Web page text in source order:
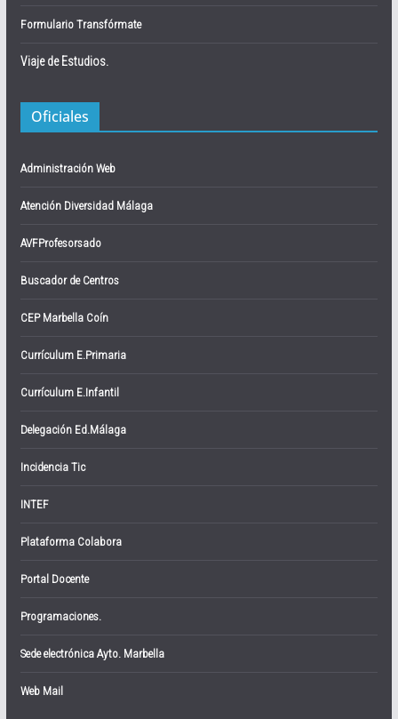
Formulario Transfórmate
Viaje de Estudios.
Oficiales
Administración Web
Atención Diversidad Málaga
AVFProfesorsado
Buscador de Centros
CEP Marbella Coín
Currículum E.Primaria
Currículum E.Infantil
Delegación Ed.Málaga
Incidencia Tic
INTEF
Plataforma Colabora
Portal Docente
Programaciones.
Sede electrónica Ayto. Marbella
Web Mail